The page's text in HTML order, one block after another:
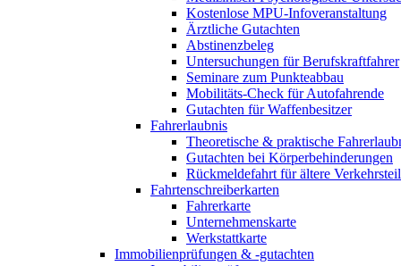
Kostenlose MPU-Infoveranstaltung
Ärztliche Gutachten
Abstinenzbeleg
Untersuchungen für Berufskraftfahrer
Seminare zum Punkteabbau
Mobilitäts-Check für Autofahrende
Gutachten für Waffenbesitzer
Fahrerlaubnis
Theoretische & praktische
Gutachten bei Körperbehinderungen
Rückmeldefahrt für ältere
Fahrtenschreiberkarten
Fahrerkarte
Unternehmenskarte
Werkstattkarte
Immobilienprüfungen & -gutachten